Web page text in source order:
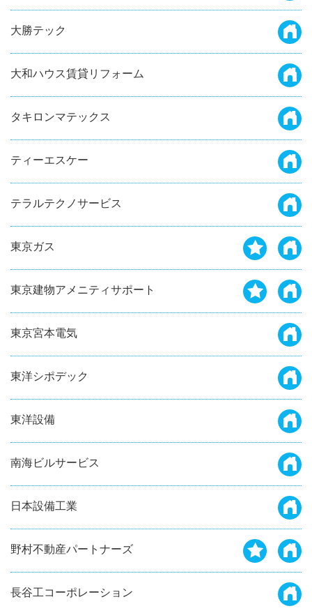
大勝テック
大和ハウス賃貸リフォーム
タキロンマテックス
ティーエスケー
テラルテクノサービス
東京ガス
東京建物アメニティサポート
東京宮本電気
東洋シポデック
東洋設備
南海ビルサービス
日本設備工業
野村不動産パートナーズ
長谷工コーポレーション